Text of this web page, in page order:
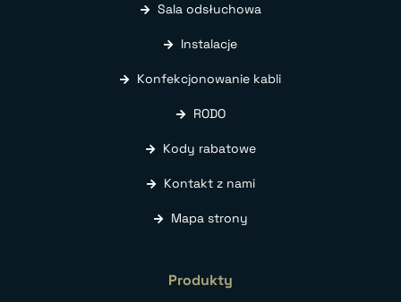
Sala odsłuchowa
Instalacje
Konfekcjonowanie kabli
RODO
Kody rabatowe
Kontakt z nami
Mapa strony
Produkty